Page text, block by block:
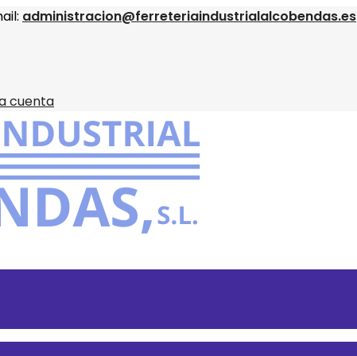
administracion@ferreteriaindustrialalcobendas.es
cuenta